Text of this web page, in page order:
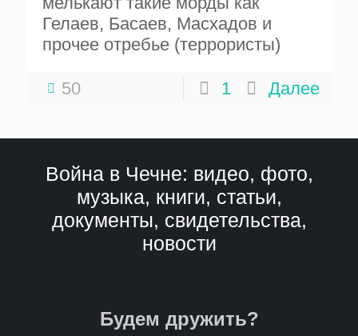
Гелаев, Басаев, Масхадов и
прочее отребье (террористы)
50 1 Далее
Война в Чечне: видео, фото,
музыка, книги, статьи,
документы, свидетельства,
новости
Будем дружить?